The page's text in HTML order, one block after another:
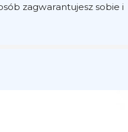
zagwarantujesz sobie i